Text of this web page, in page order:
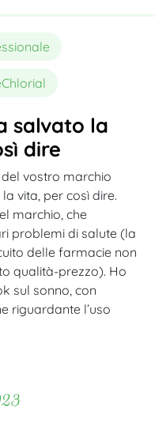
salvato la
dire
vostro marchio
vita, per così dire.
marchio, che
problemi di salute (la
delle farmacie non
qualità-prezzo). Ho
sul sonno, con
riguardante l’uso